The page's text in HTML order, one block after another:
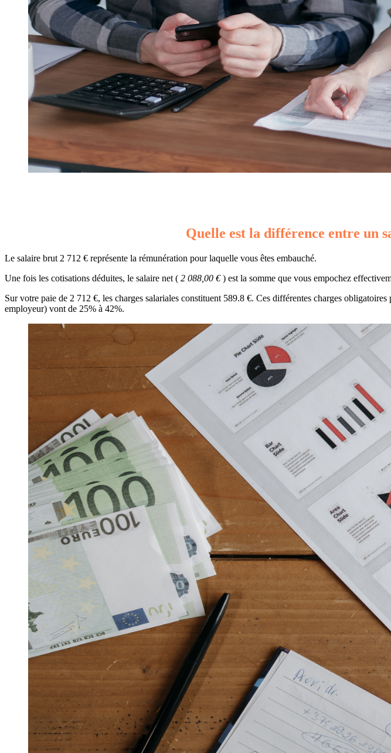
Quelle est la différence entre un
Le salaire brut 2 712 € représente la rémunération pour laquelle vous êtes embauché.
Une fois les cotisations déduites, le salaire net ( 2 088,00 €) est la somme que vous empochez
Sur votre paie de 2 712 €, les charges salariales constituent 589.8 €. Ces différentes charges
employeur) vont de 25% à 42%.